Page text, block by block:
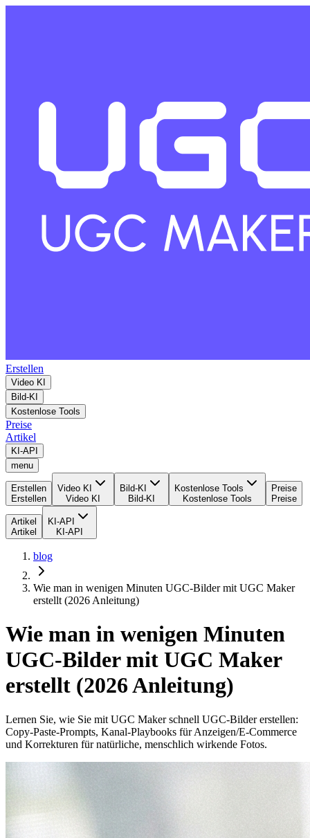
Erstellen
Video KI
Bild-KI
Kostenlose Tools
Preise
Artikel
KI-API
menu
Erstellen
Erstellen
Video KI
Video KI
Bild-KI
Bild-KI
Kostenlose Tools
Kostenlose Tools
Preise
Preise
Artikel
Artikel
KI-API
KI-API
blog
Wie man in wenigen Minuten UGC-Bilder mit UGC Maker
erstellt (2026 Anleitung)
Wie man in wenigen Minuten
UGC-Bilder mit UGC Maker
erstellt (2026 Anleitung)
Lernen Sie, wie Sie mit UGC Maker schnell UGC-Bilder erstellen:
Copy-Paste-Prompts, Kanal-Playbooks für Anzeigen/E-Commerce
und Korrekturen für natürliche, menschlich wirkende Fotos.